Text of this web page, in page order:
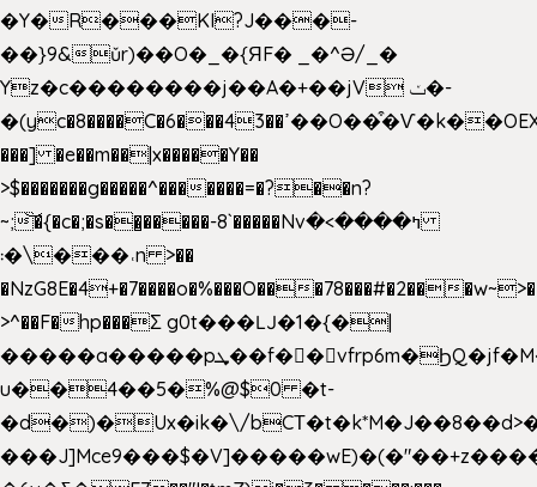
�Y�R���KI?J���-
��}9&ǔr)��O�_�{ЯF� _�^Ə/_�
Yz�c��������j��A�+��jV ݖ�-
�(yc�8����C�6���43��ߴ��O��͒�Ѵ�k��OEX�2�,�)�t��@���aw����;�׷o�_��2�sy��.�=W�n��߃�{4��ߑ��i�8V6v4W�9��s���g�
���] �e��m��|x�����Y��
>$�������g�����^�������=�?��n?
~;͝�{�c�;�s��̺�����-8`�����Nvߤ����>�
��\�܃�˓n >��
�NzG8E�4+�7����o�%���O���78���#�2��
>^��F�hp���Σ g0t���Ǉ�1�{�|
�����a�����pܜ��f��vfrp6m�ϦQ�jf�M����J:�x��-?
u��4��5�%@$0 �t-
�d�)�Ux�ik�\/
���J]Mce9���$�V]�����wE)�(�"��+z���